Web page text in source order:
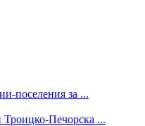
поселения за ...
Троицко-Печорска ...